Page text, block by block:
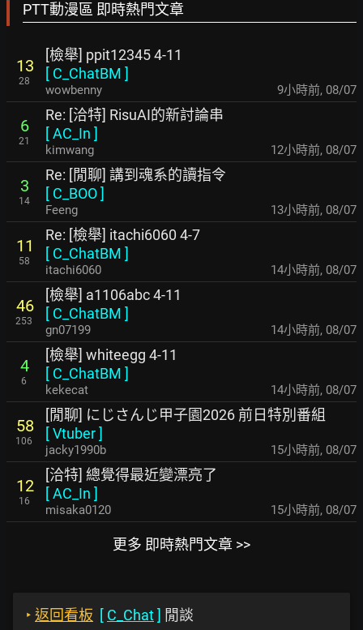
PTT動漫區 即時熱門文章
13
28
[檢舉] ppit12345 4-11
[ C_ChatBM ]
wowbenny 9小時前, 08/07
6
21
Re: [洽特] RisuAI的新討論串
[AC_In ]
kimwang 12小時前, 08/07
3
14
Re: [閒聊] 講到魂系的讀指令
[ C_BOO]
Feeng 13小時前, 08/07
11
58
Re: [檢舉] itachi6060 4-7
[ C_ChatBM ]
itachi6060 14小時前, 08/07
46
253
[檢舉] a1106abc 4-11
[ C_ChatBM ]
gn07199 14小時前, 08/07
4
6
[檢舉] whiteegg 4-11
[ C_ChatBM ]
kekecat 14小時前, 08/07
58
106
[閒聊] にじさんじ甲子園2026 前日特別番組
[Vtuber]
jacky1990b 15小時前, 08/07
12
16
[洽特] 總覺得最近變漂亮了
[AC_In ]
misaka0120 15小時前, 08/07
更多 即時熱門文章 >>
‣ 返回看板 [ C_Chat] 閒談